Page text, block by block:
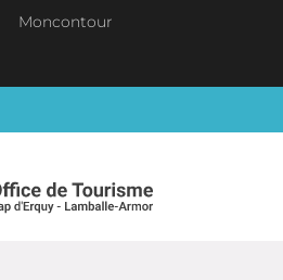
Moncontour